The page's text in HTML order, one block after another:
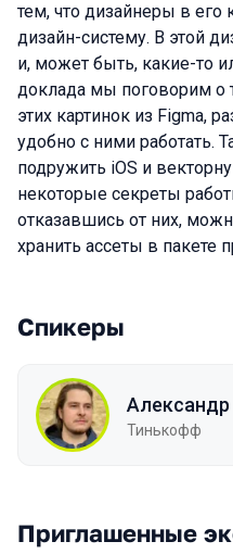
тем, что дизайнеры в его
дизайн-систему. В этой
и, может быть, какие-то
доклада мы поговорим о
этих картинок из Figma,
удобно с ними работать.
подружить iOS и
некоторые секреты
отказавшись от них,
хранить ассеты в пакете
Спикеры
Александр
Тинькофф
Приглашенные